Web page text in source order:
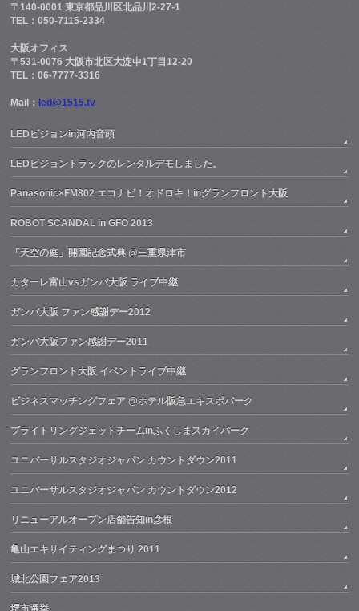
〒140-0001 東京都品川区北品川2-27-1
TEL：050-7115-2334
大阪オフィス
〒531-0076 大阪市北区大淀中1丁目12-20
TEL：06-7777-3316
Mail： led@1515.tv
LEDビジョンin河内音頭
LEDビジョントラックのレンタルデモしました。
Panasonic×FM802 エコナビ！オドロキ！inグランフロント大阪
ROBOT SCANDAL in GFO 2013
「天空の庭」開園記念式典 @三重県津市
カターレ富山vsガンバ大阪 ライブ中継
ガンバ大阪 ファン感謝デー2012
ガンバ大阪ファン感謝デー2011
グランフロント大阪 イベントライブ中継
ビジネスマッチングフェア @ホテル阪急エキスポパーク
ブライトリングジェットチームinふくしまスカイパーク
ユニバーサルスタジオジャパン カウントダウン2011
ユニバーサルスタジオジャパン カウントダウン2012
リニューアルオープン店舗告知in彦根
亀山エキサイティングまつり 2011
城北公園フェア2013
堺市選挙